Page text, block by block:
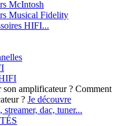
McIntosh
Musical Fidelity
HIFI...
Comment
? Je découvre
dac, tuner...